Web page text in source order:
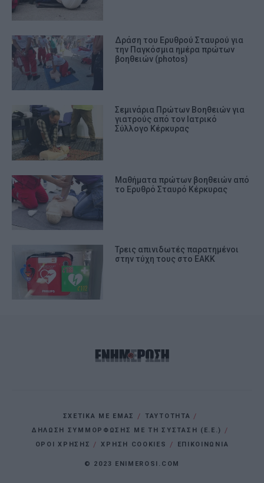
Δράση του Ερυθρού Σταυρού για
την Παγκόσμια ημέρα πρώτων
βοηθειών (photos)
Σεμινάρια Πρώτων Βοηθειών για
γιατρούς από τον Ιατρικό
Σύλλογο Κέρκυρας
Μαθήματα πρώτων βοηθειών από
το Ερυθρό Σταυρό Κέρκυρας
Τρεις απινιδωτές παρατημένοι
στην τύχη τους στο ΕΑΚΚ
ΣΧΕΤΙΚΑ ΜΕ ΕΜΑΣ
ΤΑΥΤΟΤΗΤΑ
ΔΗΛΩΣΗ ΣΥΜΜΟΡΦΩΣΗΣ ΜΕ ΤΗ ΣΥΣΤΑΣΗ (Ε.Ε.)
ΌΡΟΙ ΧΡΗΣΗΣ
ΧΡΗΣΗ COOKIES ΕΠΙΚΟΙΝΩΝΙΑ
© 2023 ENIMEROSI.COM